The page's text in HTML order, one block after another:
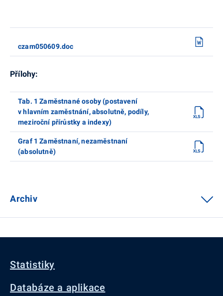
czam050609.doc
Přílohy:
Tab. 1 Zaměstnané osoby (postavení
v hlavním zaměstnání, absolutně, podíly,
meziroční přírůstky a indexy)
Graf 1 Zaměstnaní, nezaměstnaní
(absolutně)
Archiv
Statistiky
Databáze a aplikace